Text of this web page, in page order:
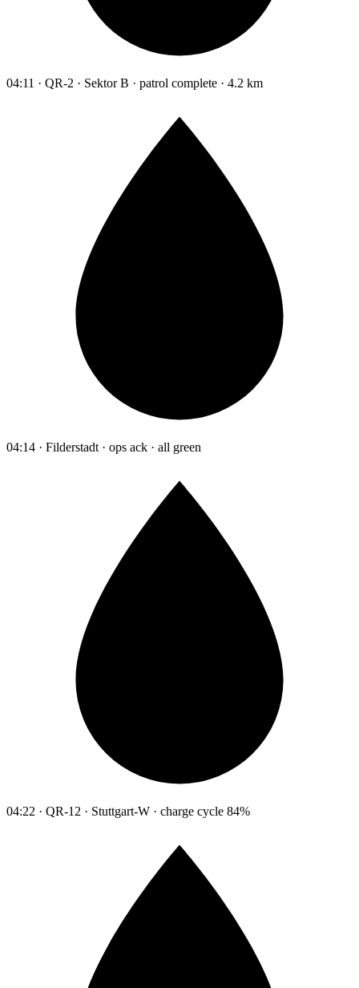
04:11 · QR-2 · Sektor B · patrol complete · 4.2 km
04:14 · Filderstadt · ops ack · all green
04:22 · QR-12 · Stuttgart-W · charge cycle 84%